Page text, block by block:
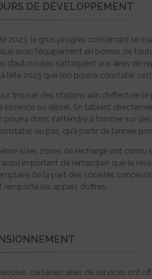
DE DÉVELOPPEMENT
2023, le gros progrès concernant le
avec l’équipement en bornes de
d’autoroutes s’attaquent aux aires de
à l’été 2025 que l’on pourra constater
trouver des stations afin d’effectuer
essence ou diesel. En tablant
donc s’attendre à tomber sur
ou pas, qu’à partir de l’année
si les zones de recharge ont
important de remarquer que le
de la part des sociétés
remporté les appels d’offres.
certaines aires de services ont